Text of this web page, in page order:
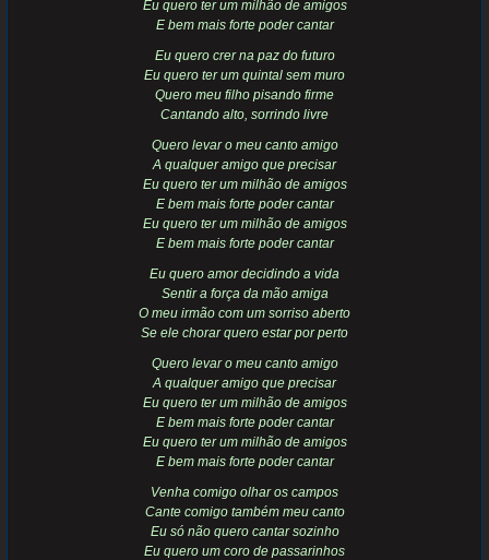
Eu quero ter um milhão de amigos
E bem mais forte poder cantar
Eu quero crer na paz do futuro
Eu quero ter um quintal sem muro
Quero meu filho pisando firme
Cantando alto, sorrindo livre
Quero levar o meu canto amigo
A qualquer amigo que precisar
Eu quero ter um milhão de amigos
E bem mais forte poder cantar
Eu quero ter um milhão de amigos
E bem mais forte poder cantar
Eu quero amor decidindo a vida
Sentir a força da mão amiga
O meu irmão com um sorriso aberto
Se ele chorar quero estar por perto
Quero levar o meu canto amigo
A qualquer amigo que precisar
Eu quero ter um milhão de amigos
E bem mais forte poder cantar
Eu quero ter um milhão de amigos
E bem mais forte poder cantar
Venha comigo olhar os campos
Cante comigo também meu canto
Eu só não quero cantar sozinho
Eu quero um coro de passarinhos